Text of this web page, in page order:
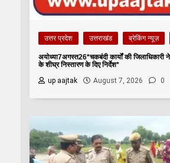
उत्तर प्रदेश उत्तराखंड ब्रेकिंग न्यूज़
अयोध्या7अगस्त26*चकबंदी कार्यों की जिलाधिकारी ने
के शीघ्र निस्तारण के दिए निर्देश*
up aajtak
August 7, 2026 0